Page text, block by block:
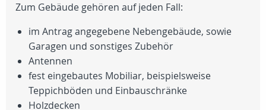
Zum Gebäude gehören auf jeden Fall:
im Antrag angegebene Nebengebäude, sowie
Garagen und sonstiges Zubehör
Antennen
fest eingebautes Mobiliar, beispielsweise
Teppichböden und Einbauschränke
Holzdecken